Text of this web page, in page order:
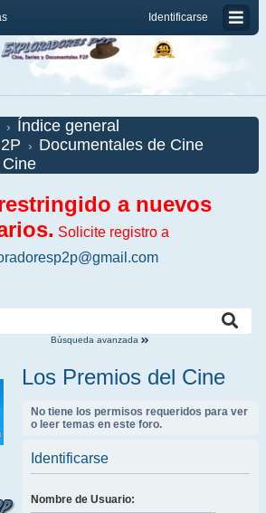
Identificarse
Índice general
Documentales de Cine
a nuevos
Solicite registro a
Búsqueda avanzada
Los Premios del Cine
No tiene los permisos requeridos para ver
o leer temas en este foro.
Identificarse
Nombre de Usuario: